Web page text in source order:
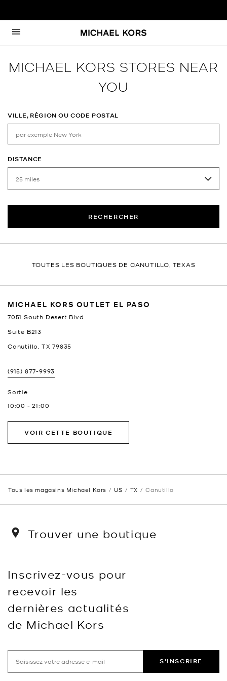
Passer au contenu
Retour à Nav
MICHAEL KORS STORES NEAR
YOU
VILLE, RÉGION OU CODE POSTAL
DISTANCE
RECHERCHER
TOUTES LES BOUTIQUES DE CANUTILLO, TEXAS
MICHAEL KORS OUTLET EL PASO
7051 South Desert Blvd
Suite B213
Canutillo TX 79835
(915) 877-9993
Sortie
10:00 -21:00
VOIR CETTE BOUTIQUE
Tous les magasins Michael Kors US TX Canutillo
Trouver une boutique
Inscrivez-vous pour
recevoir les
dernières actualités
de Michael Kors
S'INSCRIRE